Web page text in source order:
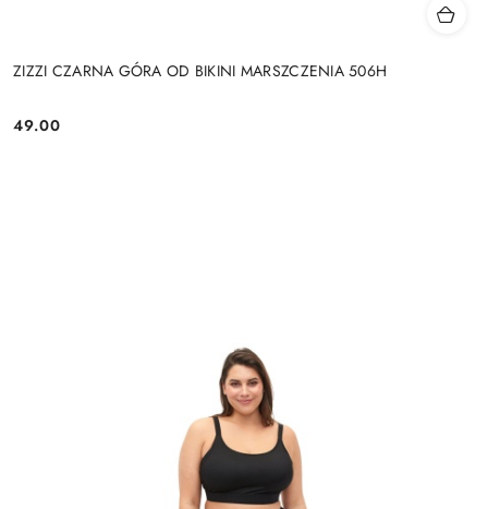
ZIZZI CZARNA GÓRA OD BIKINI MARSZCZENIA 506H
Cena:
49.00